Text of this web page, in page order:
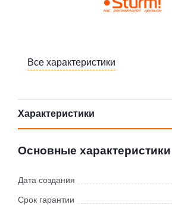
Все характеристики
Характеристики
Основные характеристики
Дата создания
Срок гарантии